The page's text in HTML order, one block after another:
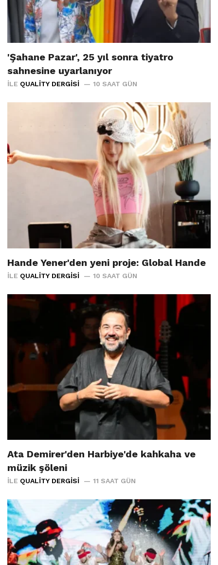
'Şahane Pazar', 25 yıl sonra tiyatro
sahnesine uyarlanıyor
İLE QUALITY DERGISI 10 SAAT GÜN
Hande Yener'den yeni proje: Global Hande
İLE QUALITY DERGISI 10 SAAT GÜN
Ata Demirer'den Harbiye'de kahkaha ve
müzik şöleni
İLE QUALITY DERGISI 11 SAAT GÜN